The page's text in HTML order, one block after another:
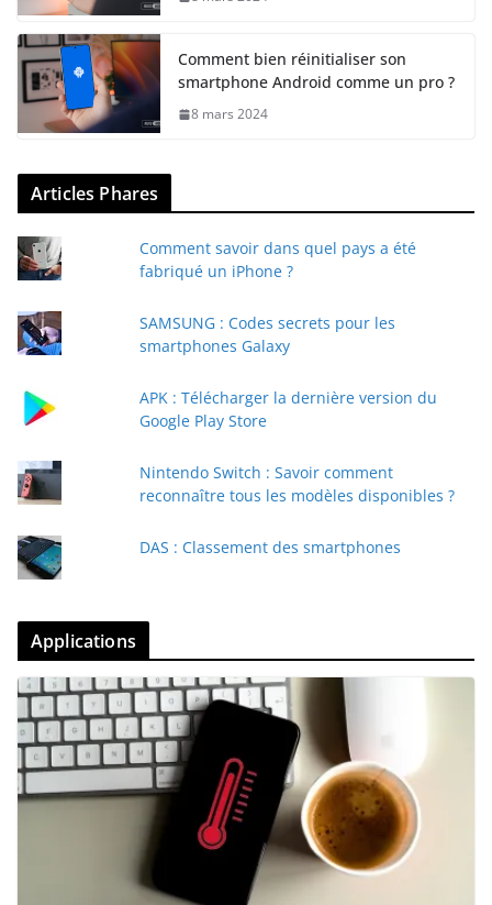
Comment bien réinitialiser son
smartphone Android comme un pro ?
8 mars 2024
Articles Phares
Comment savoir dans quel pays a été
fabriqué un iPhone ?
SAMSUNG : Codes secrets pour les
smartphones Galaxy
APK : Télécharger la dernière version du
Google Play Store
Nintendo Switch : Savoir comment
reconnaître tous les modèles disponibles ?
DAS : Classement des smartphones
Applications